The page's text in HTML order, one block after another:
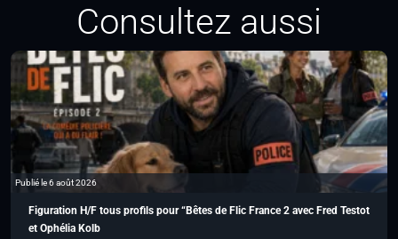
Consultez aussi
Publié le 6 août 2026
Figuration H/F tous profils pour “Bêtes de Flic France 2 avec Fred Testot
et Ophélia Kolb